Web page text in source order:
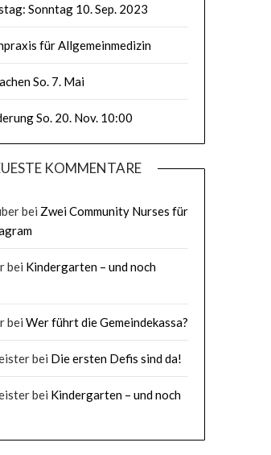
Sonntag 10. Sep. 2023
für Allgemeinmedizin
So. 7. Mai
So. 20. Nov. 10:00
KOMMENTARE
bei Zwei Community Nurses für
bei Kindergarten – und noch
bei Wer führt die Gemeindekassa?
bei Die ersten Defis sind da!
bei Kindergarten – und noch